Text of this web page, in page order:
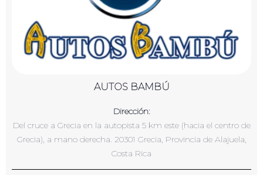
AUTOS BAMBÚ
Dirección:
Del cruce a Grecia en la autopista 5 km este (hacia el centro de
Grecia), a mano derecha. 20301 Grecia, Provincia de Alajuela,
Costa Rica